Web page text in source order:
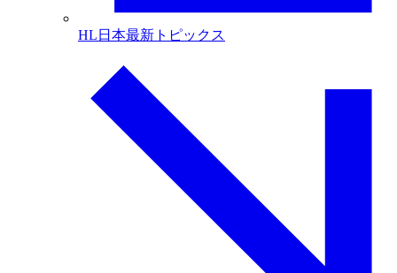
HL日本最新トピックス